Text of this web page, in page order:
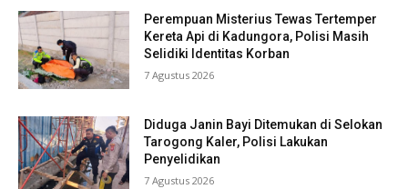
Perempuan Misterius Tewas Tertemper
Kereta Api di Kadungora, Polisi Masih
Selidiki Identitas Korban
7 Agustus 2026
Diduga Janin Bayi Ditemukan di Selokan
Tarogong Kaler, Polisi Lakukan
Penyelidikan
7 Agustus 2026